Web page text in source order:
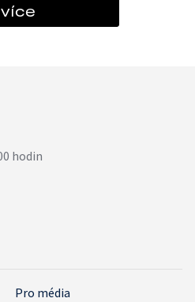
více
Pro média